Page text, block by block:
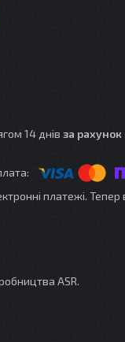
14 днів за рахунок
платежі.
ASR.